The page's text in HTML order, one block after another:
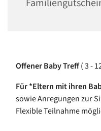
Offener Baby Treff( 3 -
Für *Eltern mit ihren
sowie Anregungen zur
Flexible Teilnahme